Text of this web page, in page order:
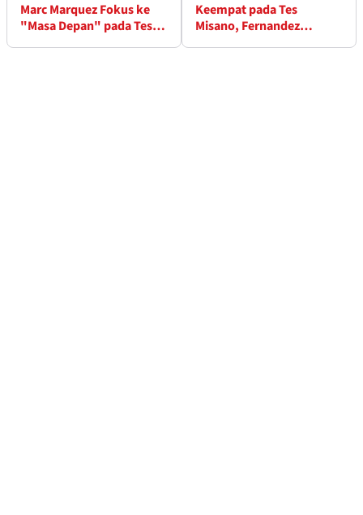
Marc Marquez Fokus ke
"Masa Depan" pada Tes
Keempat pada Tes
Misano, Fernandez